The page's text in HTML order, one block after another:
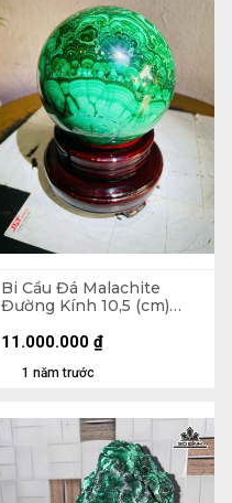
Bi Cầu Đá Malachite
Đường Kính 10,5 (cm)
1 năm trước
11.000.000 ₫